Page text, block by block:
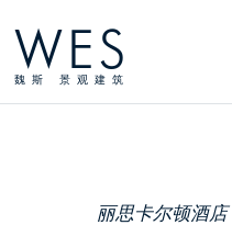
WES
魏斯 景观建筑
丽思卡尔顿酒